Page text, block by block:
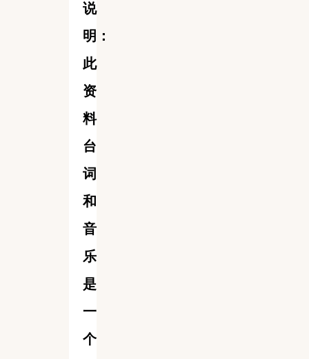
说
明：
此
资
料
台
词
和
音
乐
是
一
个